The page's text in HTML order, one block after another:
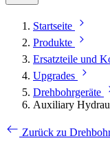
Startseite
Produkte
Ersatzteile und
Upgrades
Drehbohrgeräte
Auxiliary
Zurück zu